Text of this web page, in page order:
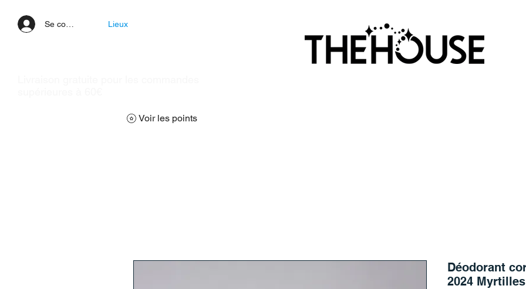
Se connecter Lieux
Voir les points
Déodorant
2024